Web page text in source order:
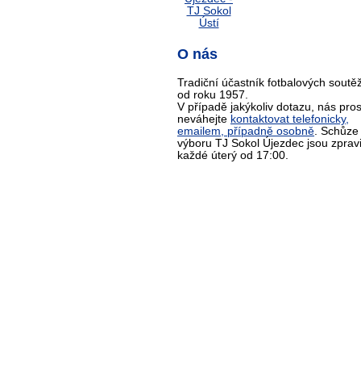
O nás
Tradiční účastník fotbalových
od roku 1957.
V případě jakýkoliv dotazu, nás
neváhejte kontaktovat telefonicky,
emailem, případně osobně. Schůze
výboru TJ Sokol Újezdec jsou
každé úterý od 17:00.